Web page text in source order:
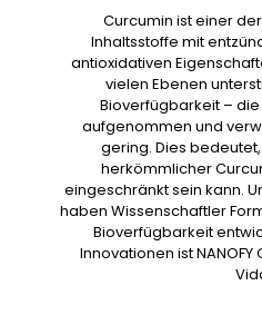
Curcumin ist einer
Inhaltsstoffe mit
antioxidativen
vielen Ebenen
Bioverfügbarkeit –
aufgenommen und
gering. Dies
herkömmlicher
eingeschränkt sein kann.
haben Wissenschaftler
Bioverfügbarkeit
Innovationen ist